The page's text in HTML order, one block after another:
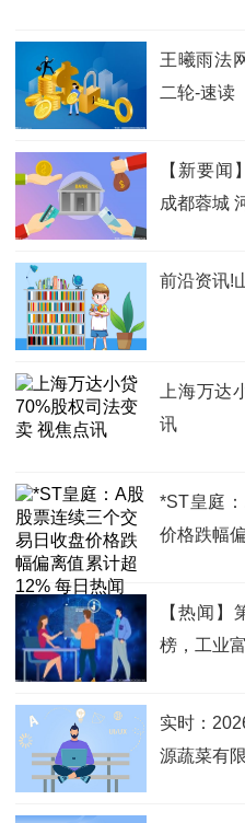
王曦雨法
二轮-速读
【新要闻
成都蓉城
前沿资讯!
上海万达
讯
*ST皇庭
价格跌幅
【热闻
榜，工业
实时：
源蔬菜有